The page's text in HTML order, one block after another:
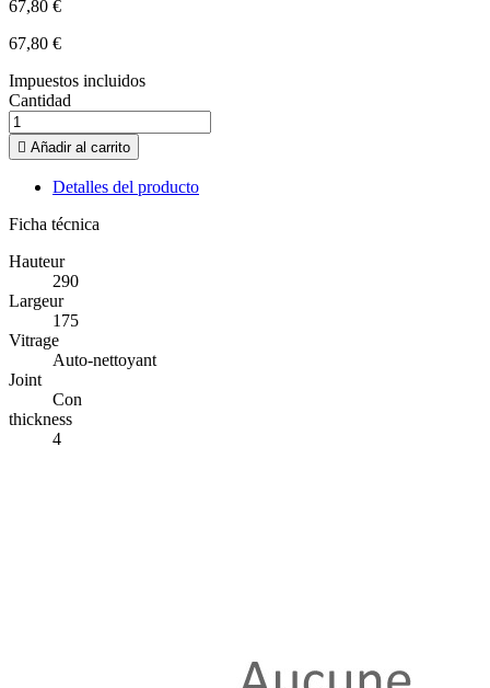
67,80 €
67,80 €
Impuestos incluidos
Cantidad
 Añadir al carrito
Detalles del producto
Ficha técnica
Hauteur
290
Largeur
175
Vitrage
Auto-nettoyant
Joint
Con
thickness
4